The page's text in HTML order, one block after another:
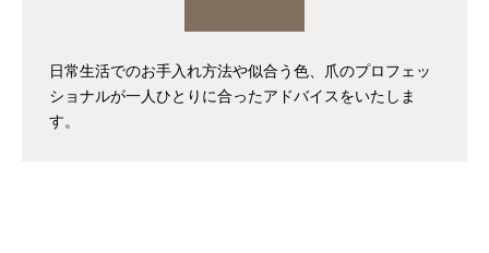
日常生活でのお手入れ方法や似合う色、爪のプロフェッ
ショナルが一人ひとりに合ったアドバイスをいたしま
す。